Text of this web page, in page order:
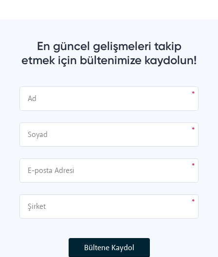
En güncel gelişmeleri takip
etmek için bültenimize kaydolun!
Bültene Kaydol